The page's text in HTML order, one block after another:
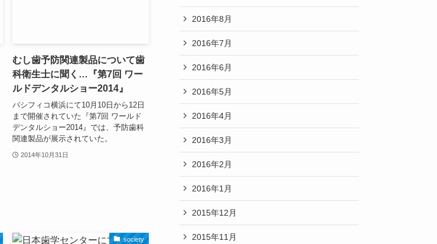
むし歯予防関連製品について歯
科衛生士に聞く…『第7回 ワー
ルドデンタルショー2014』
パシフィコ横浜にて10月10日から12日
まで開催されていた『第7回 ワールド
デンタルショー2014』では、予防歯科
関連製品が展示されていた。
2014年10月31日
society
2016年8月
2016年7月
2016年6月
2016年5月
2016年4月
2016年3月
2016年2月
2016年1月
2015年12月
2015年11月